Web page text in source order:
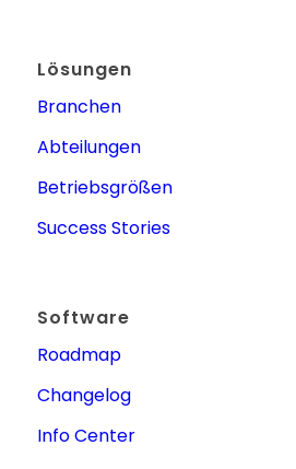
Lösungen
Branchen
Abteilungen
Betriebsgrößen
Success Stories
Software
Roadmap
Changelog
Info Center